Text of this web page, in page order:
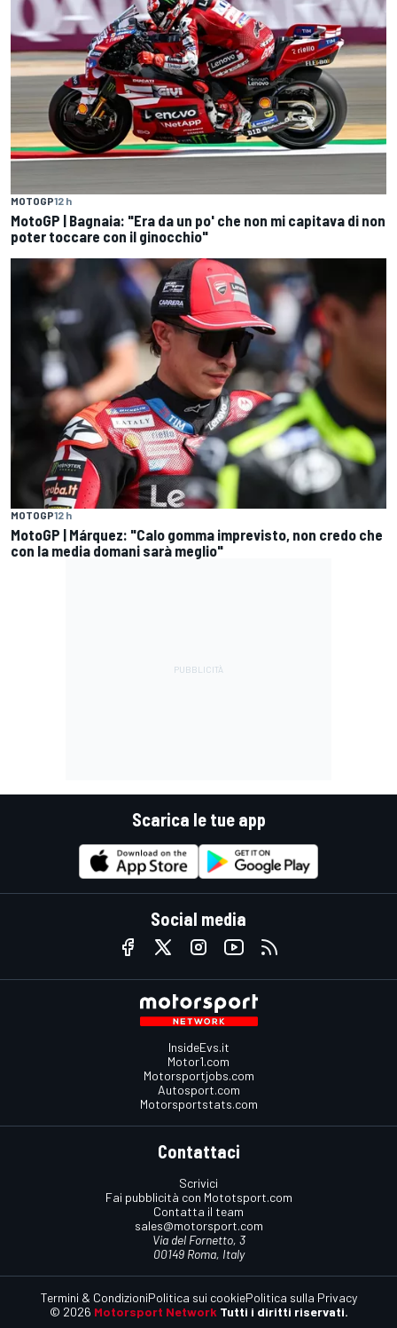
MOTOGP12 h
MotoGP | Bagnaia: "Era da un po' che non mi capitava di non
poter toccare con il ginocchio"
MOTOGP12 h
MotoGP | Márquez: "Calo gomma imprevisto, non credo che
con la media domani sarà meglio"
Scarica le tue app
Social media
InsideEvs.it
Motor1.com
Motorsportjobs.com
Autosport.com
Motorsportstats.com
Contattaci
Scrivici
Fai pubblicità con Mototsport.com
Contatta il team
sales@motorsport.com
Via del Fornetto, 3
00149 Roma, Italy
© 2026 Motorsport Network Tutti i diritti riservati.
Termini & CondizioniPolitica sui cookiePolitica sulla Privacy